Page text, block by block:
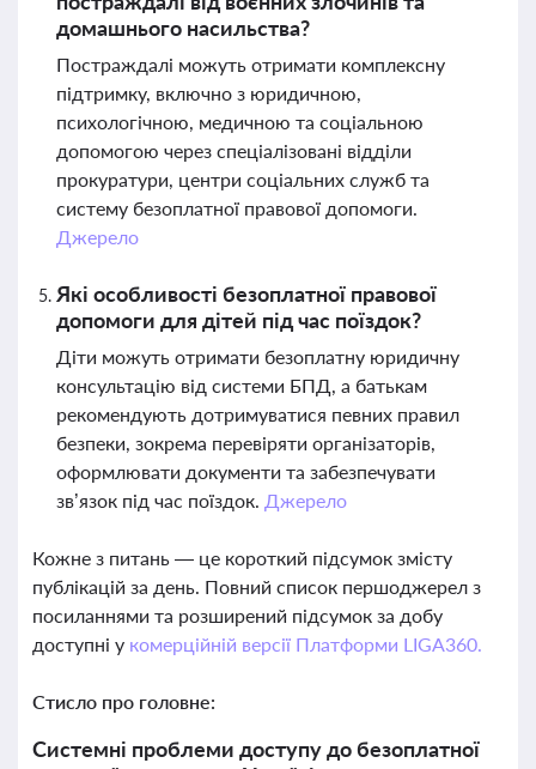
домашнього насильства?
Постраждалі можуть отримати комплексну
підтримку, включно з юридичною,
психологічною, медичною та соціальною
допомогою через спеціалізовані відділи
прокуратури, центри соціальних служб та
систему безоплатної правової допомоги.
Джерело
Які особливості безоплатної правової
допомоги для дітей під час поїздок?
Діти можуть отримати безоплатну юридичну
консультацію від системи БПД, а батькам
рекомендують дотримуватися певних правил
безпеки, зокрема перевіряти організаторів,
оформлювати документи та забезпечувати
зв’язок під час поїздок. Джерело
Кожне з питань — це короткий підсумок змісту
публікацій за день. Повний список першоджерел з
посиланнями та розширений підсумок за добу
доступні у комерційній версії Платформи LIGA360.
Стисло про головне:
Системні проблеми доступу до безоплатної